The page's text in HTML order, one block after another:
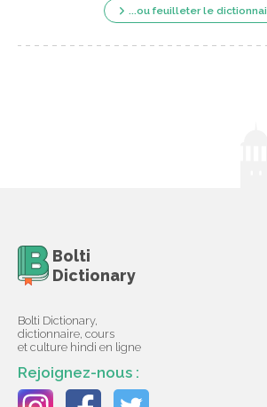
...ou feuilleter le
Bolti
Dictionary
Bolti Dictionary,
dictionnaire, cours
et culture hindi en ligne
Rejoignez-nous :